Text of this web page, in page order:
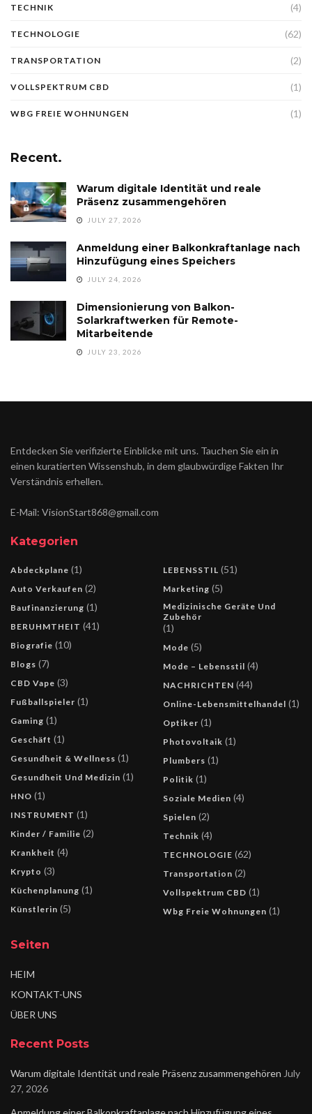
TECHNIK (4)
TECHNOLOGIE (62)
TRANSPORTATION (2)
VOLLSPEKTRUM CBD (1)
WBG FREIE WOHNUNGEN (1)
Recent.
Warum digitale Identität und reale
Präsenz zusammengehören
JULY 27, 2026
Anmeldung einer Balkonkraftanlage nach
Hinzufügung eines Speichers
JULY 24, 2026
Dimensionierung von Balkon-
Solarkraftwerken für Remote-
Mitarbeitende
JULY 23, 2026
Entdecken Sie verifizierte Einblicke mit uns. Tauchen Sie ein in
einen kuratierten Wissenshub, in dem glaubwürdige Fakten Ihr
Verständnis erhellen.
E-Mail: VisionStart868@gmail.com
Kategorien
Abdeckplane (1)
Auto Verkaufen (2)
Baufinanzierung (1)
BERUHMTHEIT (41)
Biografie (10)
Blogs (7)
CBD Vape (3)
Fußballspieler (1)
Gaming (1)
Geschäft (1)
Gesundheit & Wellness (1)
Gesundheit Und Medizin (1)
HNO (1)
INSTRUMENT (1)
Kinder / Familie (2)
Krankheit (4)
Krypto (3)
Küchenplanung (1)
Künstlerin (5)
LEBENSSTIL (51)
Marketing (5)
Medizinische Geräte Und
Zubehör
(1)
Mode (5)
Mode – Lebensstil (4)
NACHRICHTEN (44)
Online-Lebensmittelhandel (1)
Optiker (1)
Photovoltaik (1)
Plumbers (1)
Politik (1)
Soziale Medien (4)
Spielen (2)
Technik (4)
TECHNOLOGIE (62)
Transportation (2)
Vollspektrum CBD (1)
Wbg Freie Wohnungen (1)
Seiten
HEIM
KONTAKT-UNS
ÜBER UNS
Recent Posts
Warum digitale Identität und reale Präsenz zusammengehören July
27, 2026